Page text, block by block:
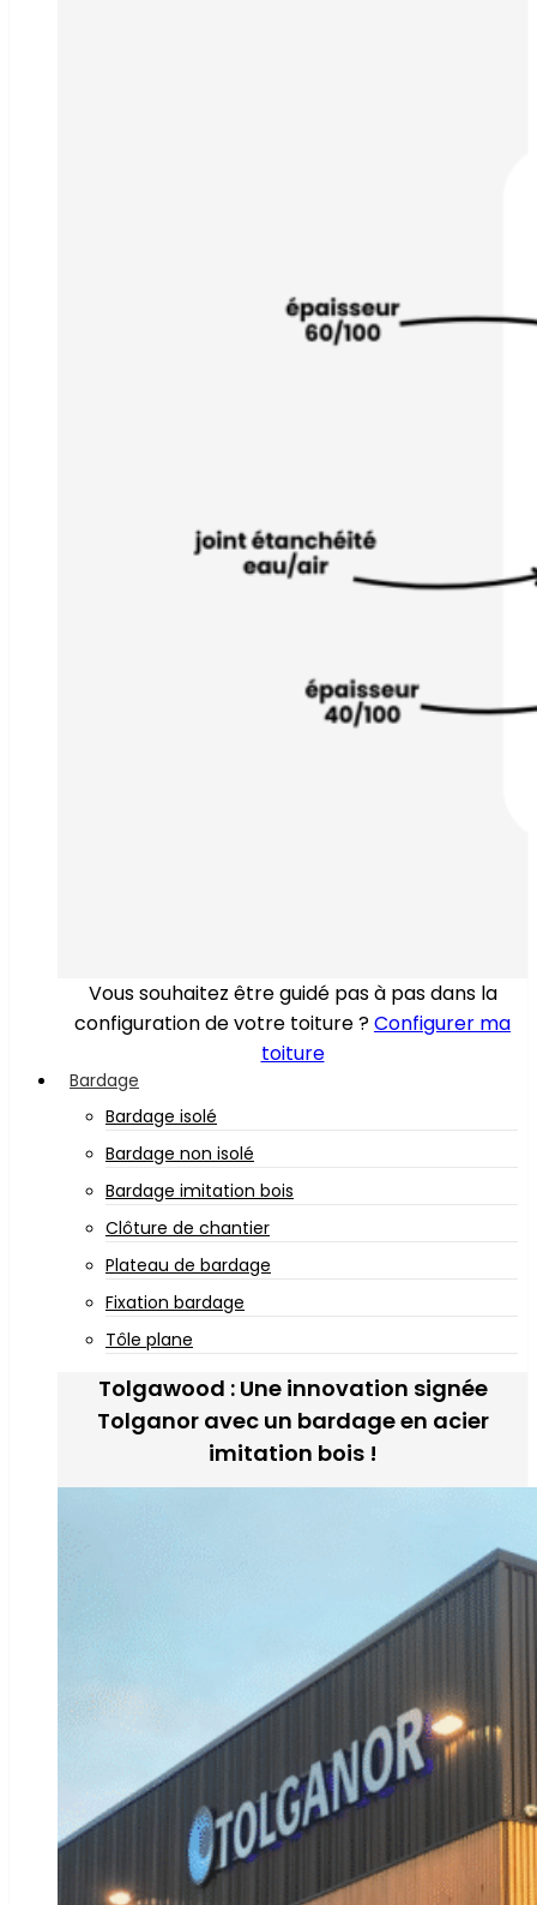
Vous souhaitez être guidé pas à pas dans la
configuration de votre toiture ?Configurer ma
toiture
Bardage
Bardage isolé
Bardage non isolé
Bardage imitation bois
Clôture de chantier
Plateau de bardage
Fixation bardage
Tôle plane
Tolgawood : Une innovation signée
Tolganor avec un bardage en acier
imitation bois !